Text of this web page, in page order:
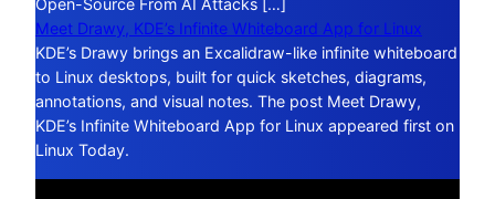
Open-Source From AI Attacks […]
Meet Drawy, KDE’s Infinite Whiteboard App for Linux
KDE’s Drawy brings an Excalidraw-like infinite whiteboard
to Linux desktops, built for quick sketches, diagrams,
annotations, and visual notes. The post Meet Drawy,
KDE’s Infinite Whiteboard App for Linux appeared first on
Linux Today.